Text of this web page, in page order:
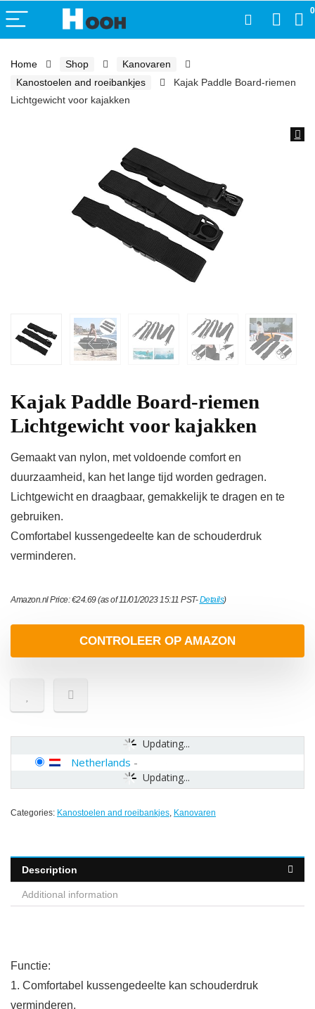
0
Home Shop
Kanovaren
Kanostoelen and roeibankjes
Kajak Paddle Board-riemen
Lichtgewicht voor kajakken
Kajak Paddle Board-riemen
Lichtgewicht voor kajakken
Gemaakt van nylon, met voldoende comfort en
duurzaamheid, kan het lange tijd worden gedragen.
Lichtgewicht en draagbaar, gemakkelijk te dragen en te
gebruiken.
Comfortabel kussengedeelte kan de schouderdruk
verminderen.
Amazon.nl Price:€24.69(as of 11/01/2023 15:11 PST-Details)
CONTROLEER OP AMAZON
Updating...
Updating...
Netherlands -
Categories: Kanostoelen and roeibankjes, Kanovaren
Description
Additional information
Functie:
1. Comfortabel kussengedeelte kan schouderdruk
verminderen.